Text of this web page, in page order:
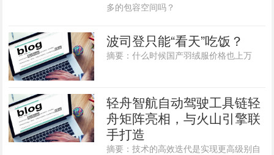
多的包容空间吗？
波司登只能“看天”吃饭？
摘要：什么时候国产羽绒服价格也上万
轻舟智航自动驾驶工具链轻
舟矩阵亮相，与火山引擎联
手打造
摘要：技术的高效迭代是实现更高级别自